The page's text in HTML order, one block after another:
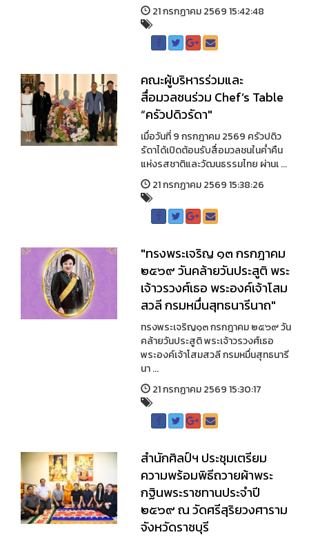
21 กรกฏาคม 2569 15:42:48
คณะผู้บริหารร่วมและ
สื่อมวลชนร่วม Chef’s Table
“ครัวปดิวรัดา"
เมื่อวันที่ 9 กรกฎาคม 2569 ครัวปดิว
รัดาได้เปิดต้อนรับสื่อมวลชนในค่ำคืน
แห่งรสชาติและวัฒนธรรมไทย ผ่านเ ...
21 กรกฏาคม 2569 15:38:26
"ทรงพระเจริญ ๑๓ กรกฎาคม
๒๕๖๙ วันคล้ายวันประสูติ พระ
เจ้าวรวงศ์เธอ พระองค์เจ้าโสม
สวลี กรมหมื่นสุทธนารีนาถ"
ทรงพระเจริญ๑๓ กรกฎาคม ๒๕๖๙ วัน
คล้ายวันประสูติ พระเจ้าวรวงศ์เธอ
พระองค์เจ้าโสมสวลี กรมหมื่นสุทธนารี
นา ...
21 กรกฏาคม 2569 15:30:17
สำนักศิลป์ฯ ประชุมเตรียม
ความพร้อมพิธีถวายผ้าพระ
กฐินพระราชทานประจำปี
๒๕๖๙ ณ วัดศรีสุริยวงศาราม
จังหวัดราชบุรี